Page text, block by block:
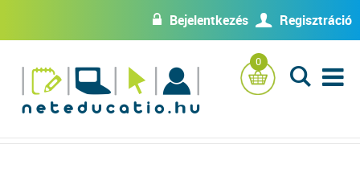
w Bejelentkezés U Regisztráció
0
L